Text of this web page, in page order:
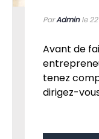
ParAdminle 22
Avant de
tenez
dirigez-